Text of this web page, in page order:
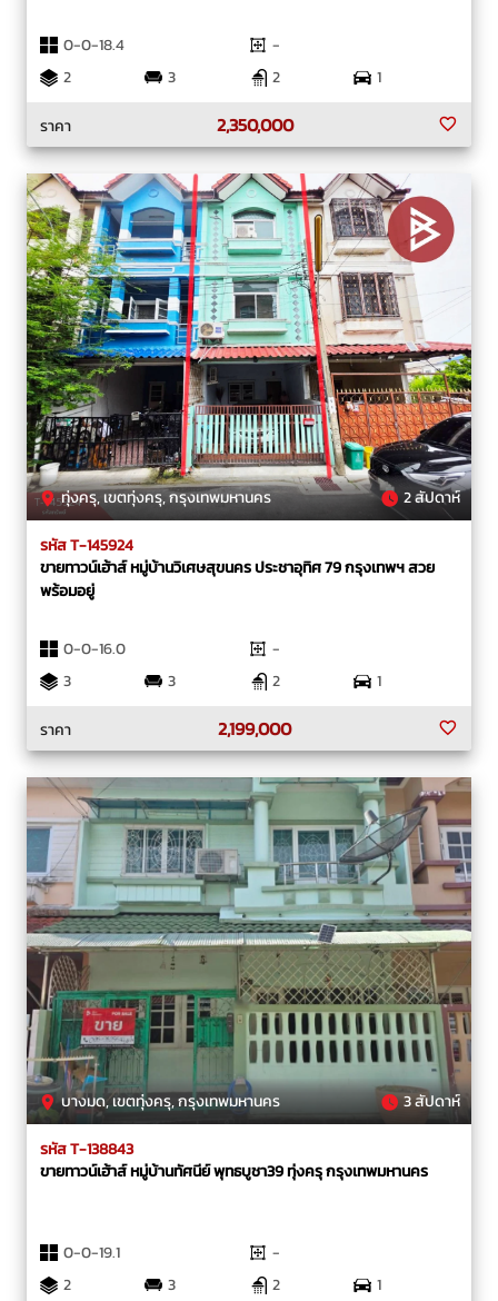
0-0-18.4
-
2
3 2
1
ราคา
2,350,000
ทุ่งครุ, เขตทุ่งครุ, กรุงเทพมหานคร 2 สัปดาห์
รหัส T-145924
ขายทาวน์เฮ้าส์ หมู่บ้านวิเศษสุขนคร ประชาอุทิศ 79 กรุงเทพฯ สวย
พร้อมอยู่
0-0-16.0
-
3
3 2
1
ราคา
2,199,000
บางมด, เขตทุ่งครุ, กรุงเทพมหานคร 3 สัปดาห์
รหัส T-138843
ขายทาวน์เฮ้าส์ หมู่บ้านทัศนีย์ พุทธบูชา39 ทุ่งครุ กรุงเทพมหานคร
0-0-19.1
-
2
3 2 1